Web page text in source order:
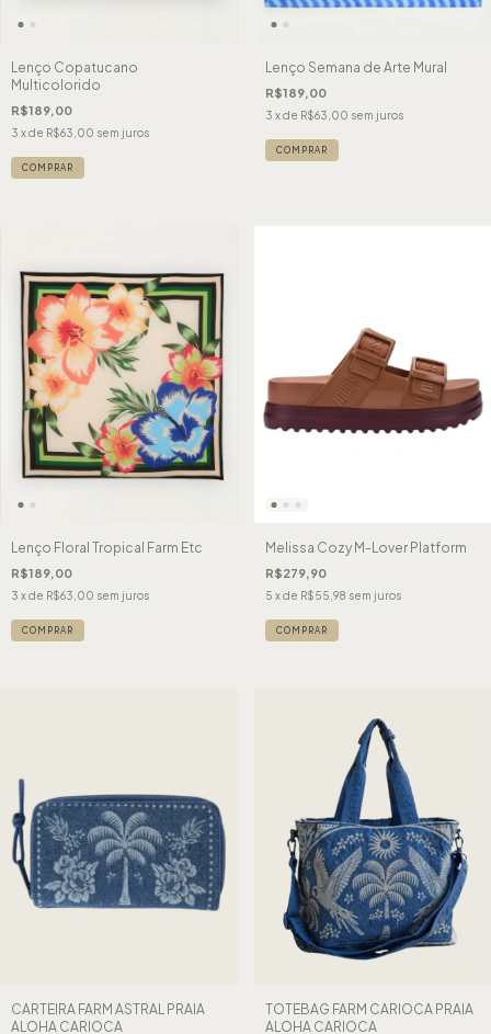
Lenço Copatucano
Multicolorido
R$189,00
3 x de R$63,00 sem juros
Lenço Semana de Arte Mural
R$189,00
3 x de R$63,00 sem juros
Lenço Floral Tropical Farm Etc
R$189,00
3 x de R$63,00 sem juros
Melissa Cozy M-Lover Platform
R$279,90
5 x de R$55,98 sem juros
COMPRAR
CARTEIRA FARM ASTRAL PRAIA
ALOHA CARIOCA
TOTEBAG FARM CARIOCA PRAIA
ALOHA CARIOCA